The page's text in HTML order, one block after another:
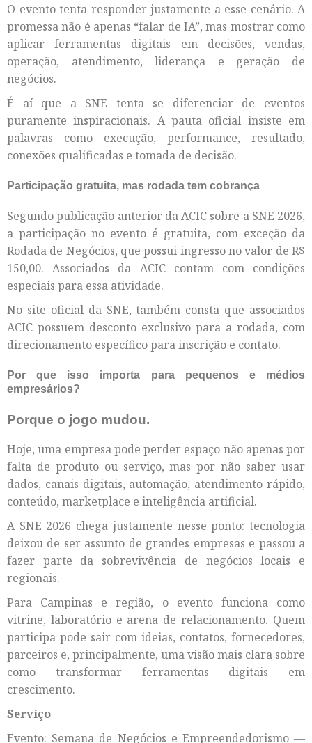
O evento tenta responder justamente a esse cenário. A
promessa não é apenas “falar de IA”, mas mostrar como
aplicar ferramentas digitais em decisões, vendas,
operação, atendimento, liderança e geração de
negócios.
É aí que a SNE tenta se diferenciar de eventos
puramente inspiracionais. A pauta oficial insiste em
palavras como execução, performance, resultado,
conexões qualificadas e tomada de decisão.
Participação gratuita, mas rodada tem cobrança
Segundo publicação anterior da ACIC sobre a SNE 2026,
a participação no evento é gratuita, com exceção da
Rodada de Negócios, que possui ingresso no valor de R$
150,00. Associados da ACIC contam com condições
especiais para essa atividade.
No site oficial da SNE, também consta que associados
ACIC possuem desconto exclusivo para a rodada, com
direcionamento específico para inscrição e contato.
Por que isso importa para pequenos e médios
empresários?
Porque o jogo mudou.
Hoje, uma empresa pode perder espaço não apenas por
falta de produto ou serviço, mas por não saber usar
dados, canais digitais, automação, atendimento rápido,
conteúdo, marketplace e inteligência artificial.
A SNE 2026 chega justamente nesse ponto: tecnologia
deixou de ser assunto de grandes empresas e passou a
fazer parte da sobrevivência de negócios locais e
regionais.
Para Campinas e região, o evento funciona como
vitrine, laboratório e arena de relacionamento. Quem
participa pode sair com ideias, contatos, fornecedores,
parceiros e, principalmente, uma visão mais clara sobre
como transformar ferramentas digitais em
crescimento.
Serviço
Evento: Semana de Negócios e Empreendedorismo —